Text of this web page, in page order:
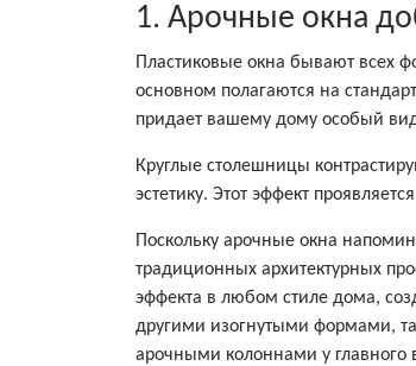
1. Арочные окна
Пластиковые окна бывают всех
основном полагаются на
придает вашему дому особый
Круглые столешницы
эстетику. Этот эффект
Поскольку арочные окна
традиционных архитектурных
эффекта в любом стиле дома,
другими изогнутыми формами,
арочными колоннами у главного